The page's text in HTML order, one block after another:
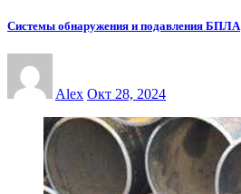
Системы обнаружения и подавления БПЛА
Alex Окт 28, 2024